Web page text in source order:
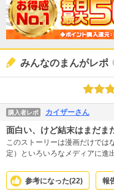
みんなのまんがレポ
購入者レポ カイザーさん
面白い、けど結末はまだま
このストーリーは漫画だけでは
定）といろいろなメディアに進
在出ている最新巻ではまだまだ
で、全く謎は解けていないしむ
参考になった(22) 報